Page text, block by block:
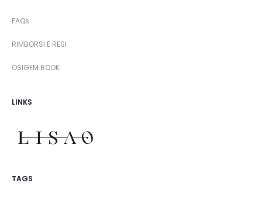
FAQs
RIMBORSI E RESI
OSIGEM BOOK
LINKS
TAGS